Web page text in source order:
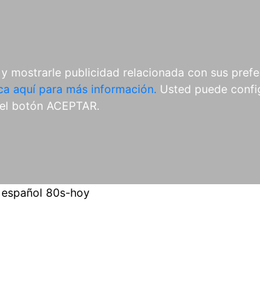
publicidad relacionada con sus
aquí para más información. Usted puede
botón ACEPTAR.
REVISTAS
CDS Y
DVDS
MATERIAL
COMPLEMENTARIO
80s-hoy